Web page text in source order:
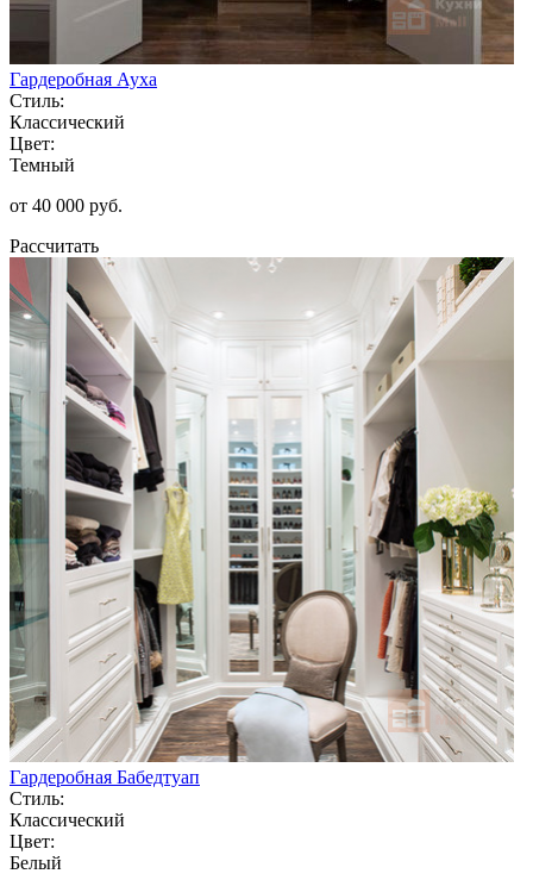
Гардеробная Ауха
Стиль:
Классический
Цвет:
Темный
от 40 000 руб.
Рассчитать
Гардеробная Бабедтуап
Стиль:
Классический
Цвет:
Белый